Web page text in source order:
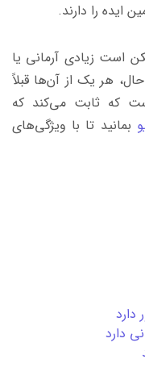
ایده را دارند.
است زیادی آرمانی یا
هر یک از آن‌ها قبلاً
که ثابت می‌کند که
بمانید تا با ویژگی‌های
دارد
دارد